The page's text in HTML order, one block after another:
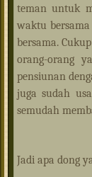
teman untuk
waktu
bersama.
orang-orang
pensiunan
juga sudah
semudah
Jadi apa dong